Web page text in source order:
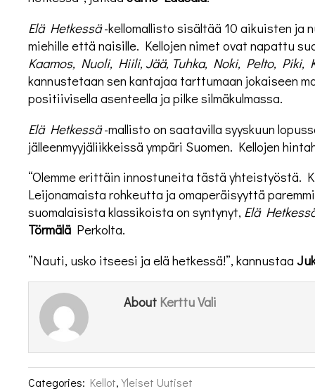
Elä Hetkessä-kellomallisto sisältää 10 aikuisten ja
miehille että naisille. Kellojen nimet ovat napattu
Kaamos, Nuoli, Hiili, Jää, Tuhka, Noki, Pelto, Piki,
kannustetaan sen kantajaa tarttumaan jokaiseen
positiivisella asenteella ja pilke silmäkulmassa.
Elä Hetkessä-mallisto on saatavilla syyskuun
jälleenmyyjäliikkeissä ympäri Suomen. Kellojen
“Olemme erittäin innostuneita tästä yhteistyöstä.
Leijonamaista rohkeutta ja omaperäisyyttä
suomalaisista klassikoista on syntynyt, Elä
Törmälä Perkolta.
”Nauti, usko itseesi ja elä hetkessä!”, kannustaa
About Kerttu Vali
Categories: Kellot,Yleiset Uutiset